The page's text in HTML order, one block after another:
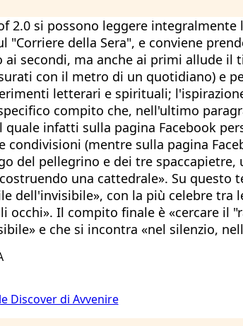
2.0 si possono leggere
"Corriere della Sera", e conviene
secondi, ma anche ai primi allude
con il metro di un quotidiano) e
letterari e spirituali;
compito che, nell'ultimo
quale infatti sulla pagina Facebook
(mentre sulla pagina
del pellegrino e dei tre
una cattedrale». Su
dell'invisibile», con la più celebre tra
occhi». Il compito finale è «cercare
e che si incontra «nel silenzio,
Discover di Avvenire